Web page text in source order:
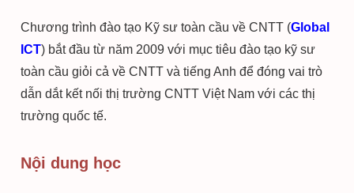
Chương trình đào tạo Kỹ sư toàn cầu về CNTT (Global
ICT) bắt đầu từ năm 2009 với mục tiêu đào tạo kỹ sư
toàn cầu giỏi cả về CNTT và tiếng Anh để đóng vai trò
dẫn dắt kết nối thị trường CNTT Việt Nam với các thị
trường quốc tế.
Nội dung học